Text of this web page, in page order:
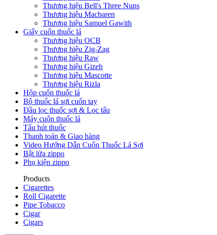
Thương hiệu Bell's Three Nuns
Thương hiệu Macbaren
Thương hiệu Samuel Gawith
Giấy cuốn thuốc lá
Thương hiệu OCB
Thương hiệu Zig-Zag
Thương hiệu Raw
Thương hiệu Gizeh
Thương hiệu Mascotte
Thương hiệu Rizla
Hộp cuốn thuốc lá
Bộ thuốc lá sợi cuốn tay
Đầu lọc thuốc sợi & Lọc tẩu
Máy cuốn thuốc lá
Tẩu hút thuốc
Thanh toán & Giao hàng
Video Hướng Dẫn Cuốn Thuốc Lá Sợi
Bật lửa zippo
Phụ kiện zippo
Products
Cigarettes
Roll Cigarette
Pipe Tobacco
Cigar
Cigars